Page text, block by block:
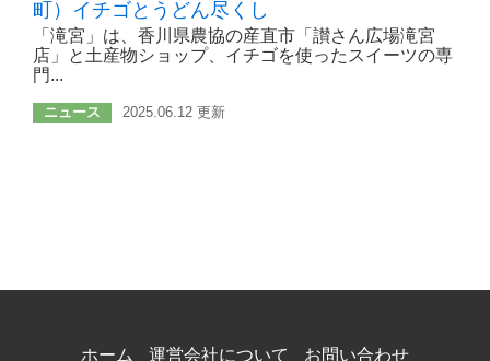
町）イチゴとうどん尽くし
「滝宮」は、香川県農協の産直市「讃さん広場滝宮
店」と土産物ショップ、イチゴを使ったスイーツの専
門...
ニュース 2025.06.12 更新
ホーム 運営会社について お問い合わせ